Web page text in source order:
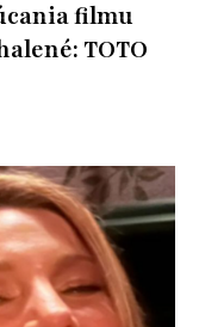
filmu
TOTO